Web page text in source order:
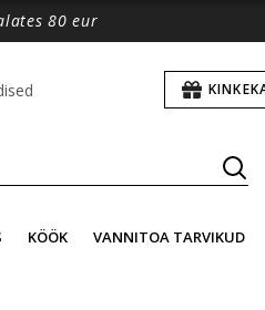
80 eur
KÖÖK VANNITOA TARVIKUD